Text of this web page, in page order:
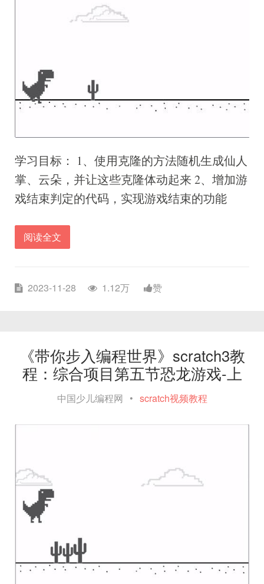
学习目标： 1、使用克隆的方法随机生成仙人
掌、云朵，并让这些克隆体动起来 2、增加游
戏结束判定的代码，实现游戏结束的功能
阅读全文
2023-11-28 1.12万 赞
《带你步入编程世界》scratch3教
程：综合项目第五节恐龙游戏-上
中国少儿编程网 • scratch视频教程